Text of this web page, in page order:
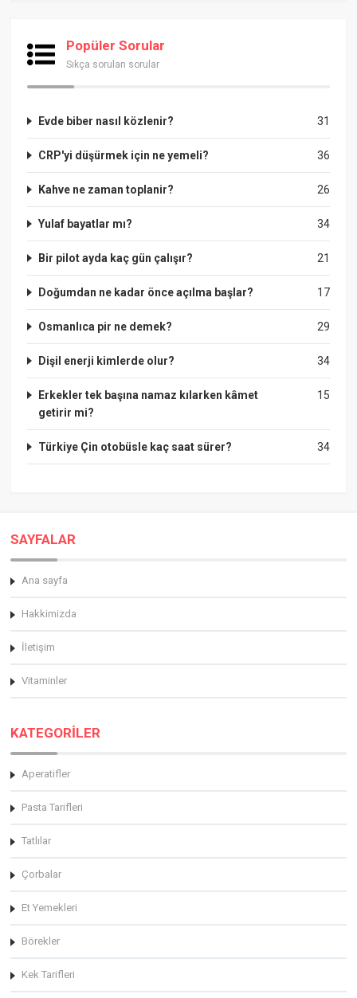
Popüler Sorular
Sıkça sorulan sorular
31
Evde biber nasıl közlenir?
36
CRP'yi düşürmek için ne yemeli?
26
Kahve ne zaman toplanir?
34
Yulaf bayatlar mı?
21
Bir pilot ayda kaç gün çalışır?
17
Doğumdan ne kadar önce açılma başlar?
29
Osmanlıca pir ne demek?
34
Dişil enerji kimlerde olur?
15
Erkekler tek başına namaz kılarken kâmet
getirir mi?
34
Türkiye Çin otobüsle kaç saat sürer?
SAYFALAR
Ana sayfa
Hakkimizda
İletişim
Vitaminler
KATEGORİLER
Aperatifler
Pasta Tarifleri
Tatlılar
Çorbalar
Et Yemekleri
Börekler
Kek Tarifleri